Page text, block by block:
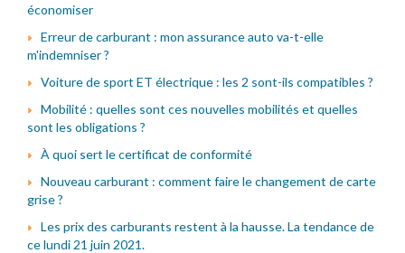
économiser
Erreur de carburant : mon assurance auto va-t-elle
m'indemniser ?
Voiture de sport ET électrique : les 2 sont-ils compatibles ?
Mobilité : quelles sont ces nouvelles mobilités et quelles
sont les obligations ?
À quoi sert le certificat de conformité
Nouveau carburant : comment faire le changement de carte
grise ?
Les prix des carburants restent à la hausse. La tendance de
ce lundi 21 juin 2021.